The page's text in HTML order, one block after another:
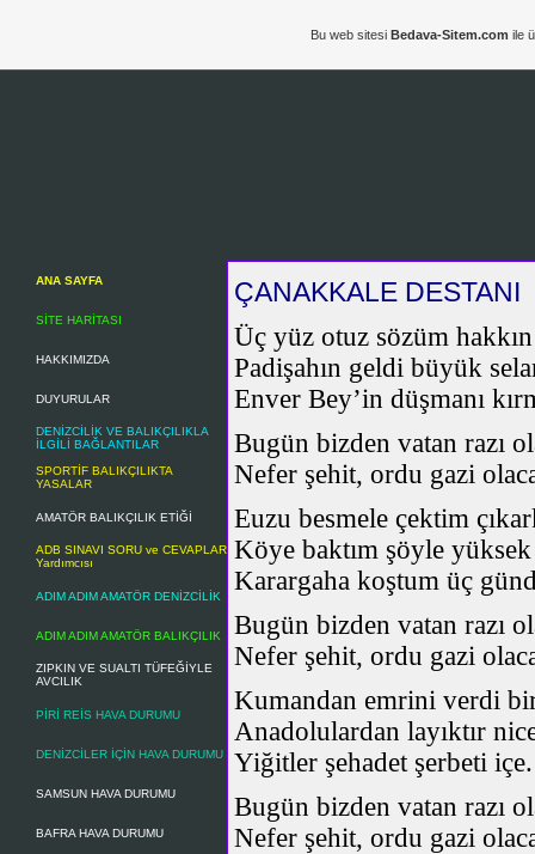
ANA SAYFA
SİTE HARİTASI
HAKKIMIZDA
DUYURULAR
DENİZCİLİK VE BALIKÇILIKLA
İLGİLİ BAĞLANTILAR
SPORTİF BALIKÇILIKTA
YASALAR
AMATÖR BALIKÇILIK ETİĞİ
ADB SINAVI SORU ve CEVAPLAR
Yardımcısı
ADIM ADIM AMATÖR DENİZCİLİK
ADIM ADIM AMATÖR BALIKÇILIK
ZIPKIN VE SUALTI TÜFEĞİYLE
AVCILIK
PİRİ REİS HAVA DURUMU
DENİZCİLER İÇİN HAVA DURUMU
SAMSUN HAVA DURUMU
BAFRA HAVA DURUMU
ÇANAKKALE DESTANI
Üç yüz otuz sözüm
Padişahın geldi büyük
Enver Bey’in düşmanı
Bugün bizden vatan razı
Nefer şehit, ordu gazi
Euzu besmele çektim
Köye baktım şöyle
Karargaha koştum üç
Bugün bizden vatan razı
Nefer şehit, ordu gazi
Kumandan emrini verdi
Anadolulardan layıktır
Yiğitler şehadet şerbeti içe.
Bugün bizden vatan razı
Nefer şehit, ordu gazi
Bu web sitesi Bedava-Sitem.com ile